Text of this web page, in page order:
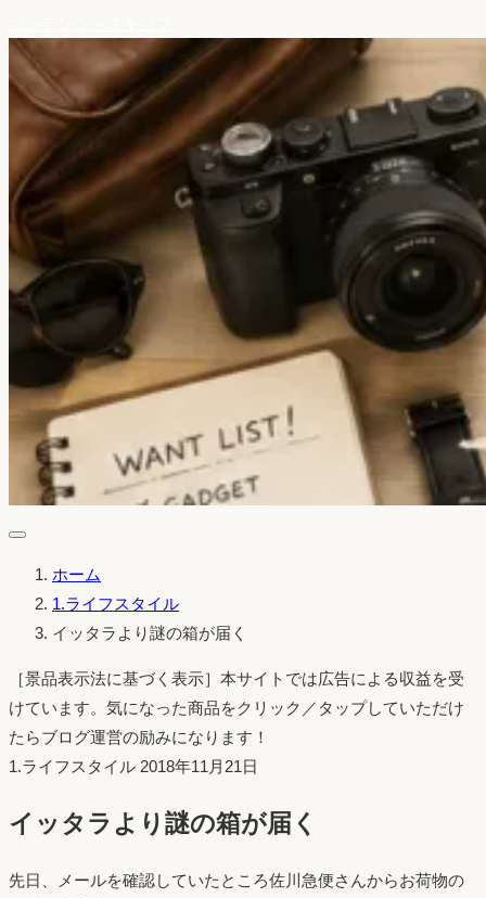
ホーム
1.ライフスタイル
イッタラより謎の箱が届く
［景品表示法に基づく表示］本サイトでは広告による収益を受
けています。気になった商品をクリック／タップしていただけ
たらブログ運営の励みになります！
1.ライフスタイル 投
日：
2018年11月21日
イッタラより謎の箱が届く
先日、メールを確認していたところ佐川急便さんからお荷物の